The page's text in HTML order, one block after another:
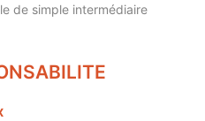
de simple intermédiaire